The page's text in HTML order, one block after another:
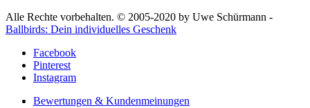
Alle Rechte vorbehalten. © 2005-2020 by Uwe Schürmann -
Ballbirds: Dein individuelles Geschenk
Facebook
Pinterest
Instagram
Bewertungen & Kundenmeinungen